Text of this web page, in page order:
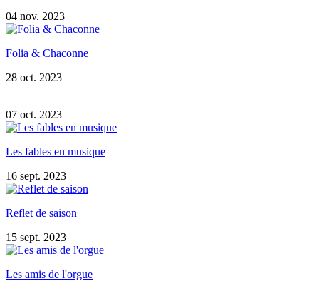
04 nov. 2023
Folia & Chaconne
28 oct. 2023
07 oct. 2023
Les fables en musique
16 sept. 2023
Reflet de saison
15 sept. 2023
Les amis de l'orgue